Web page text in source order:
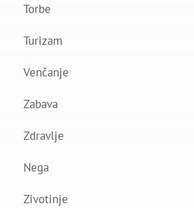
Torbe
Turizam
Venčanje
Zabava
Zdravlje
Nega
Zivotinje